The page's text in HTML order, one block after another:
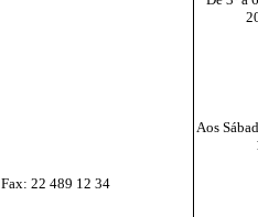
Fax: 22 489 12 34
Aos